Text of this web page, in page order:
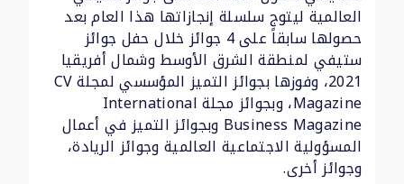
العالمية ليتوج سلسلة إنجازاتها هذا العام بعد
حصولها سابقاً على 4 جوائز خلال حفل جوائز
ستيفي لمنطقة الشرق الأوسط وشمال أفريقيا
2021، وفوزها بجوائز التميز المؤسسي لمجلة CV
Magazine، وبجوائز مجلة International
Business Magazine وبجوائز التميز في أعمال
المسؤولية الاجتماعية العالمية وجوائز الريادة،
وجوائز أخرى.